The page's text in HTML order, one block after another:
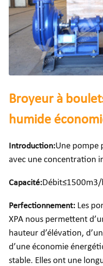
Broyeur à
humide
Introduction:Une pompe
avec une concentration
Capacité:Débit≤1500m3/
Perfectionnement:Les
XPA nous permettent
hauteur d’élévation,
d’une économie
stable. Elles ont une